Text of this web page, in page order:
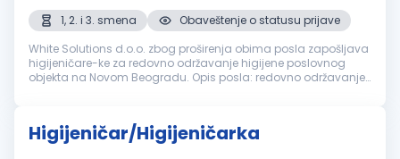
1, 2. i 3. smena
Obaveštenje o statusu prijave
White Solutions d.o.o. zbog proširenja obima posla zapošljava
higijeničare-ke za redovno održavanje higijene poslovnog
objekta na Novom Beogradu. Opis posla: redovno održavanje
Higijeničar/Higijeničarka